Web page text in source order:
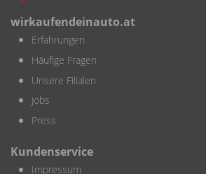
wirkaufendeinauto.at
Erfahrungen
Häufige Fragen
Unsere Filialen
Jobs
Press
Kundenservice
Impressum